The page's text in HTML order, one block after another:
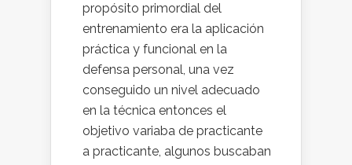
propósito primordial del
entrenamiento era la aplicación
práctica y funcional en la
defensa personal, una vez
conseguido un nivel adecuado
en la técnica entonces el
objetivo variaba de practicante
a practicante, algunos buscaban